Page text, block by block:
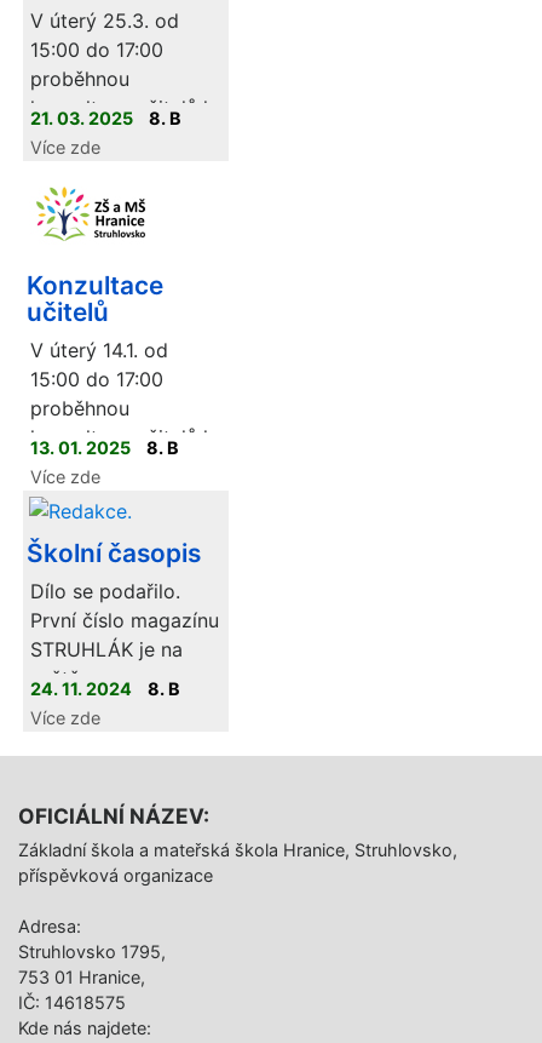
V úterý 25.3. od
15:00 do 17:00
proběhnou
konzultace učitelů k
prospěchu a chování
21. 03. 2025
8. B
Více zde
Konzultace
učitelů
V úterý 14.1. od
15:00 do 17:00
proběhnou
konzultace učitelů k
prospěchu a chování
žáků před
pololetním
vysvědčením.
13. 01. 2025
8. B
Více zde
Školní časopis
Dílo se podařilo.
První číslo magazínu
STRUHLÁK je na
světě.
24. 11. 2024
8. B
Více zde
OFICIÁLNÍ NÁZEV:
Základní škola a mateřská škola Hranice, Struhlovsko,
příspěvková organizace
Adresa:
Struhlovsko 1795,
753 01 Hranice,
IČ: 14618575
Kde nás najdete: